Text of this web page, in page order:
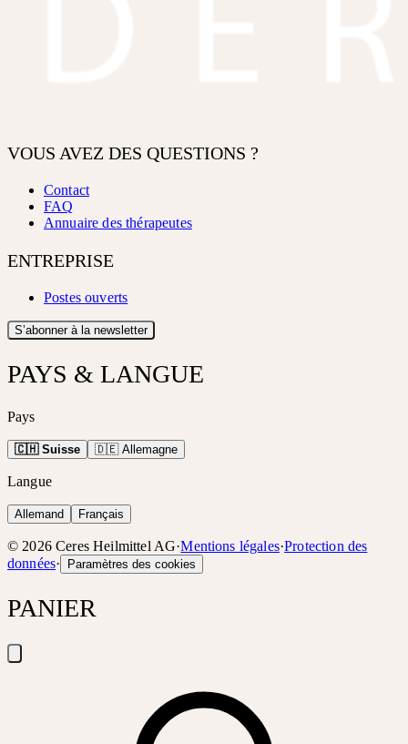
VOUS AVEZ DES QUESTIONS ?
Contact
FAQ
Annuaire des thérapeutes
ENTREPRISE
Postes ouverts
S’abonner à la newsletter
PAYS & LANGUE
Pays
🇨🇭 Suisse 🇩🇪 Allemagne
Langue
Allemand Français
© 2026 Ceres Heilmittel AG·Mentions légales·Protection des
données· Paramètres des cookies
PANIER